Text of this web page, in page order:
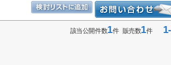
該当公開件数1件 販売数1件1-